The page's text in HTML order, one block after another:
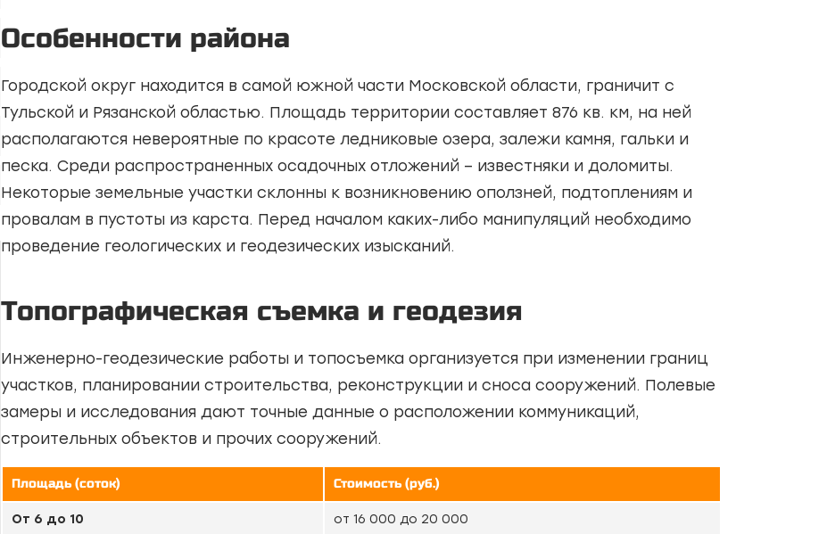
Особенности района
Городской округ находится в самой южной части Московской области, граничит с
Тульской и Рязанской областью. Площадь территории составляет 876 кв. км, на ней
располагаются невероятные по красоте ледниковые озера, залежи камня, гальки и
песка. Среди распространенных осадочных отложений – известняки и доломиты.
Некоторые земельные участки склонны к возникновению оползней, подтоплениям и
провалам в пустоты из карста. Перед началом каких-либо манипуляций необходимо
проведение геологических и геодезических изысканий.
Топографическая съемка и геодезия
Инженерно-геодезические работы и топосъемка организуется при изменении границ
участков, планировании строительства, реконструкции и сноса сооружений. Полевые
замеры и исследования дают точные данные о расположении коммуникаций,
строительных объектов и прочих сооружений.
Площадь (соток) Стоимость (руб.)
От 6 до 10 от 16 000 до 20 000